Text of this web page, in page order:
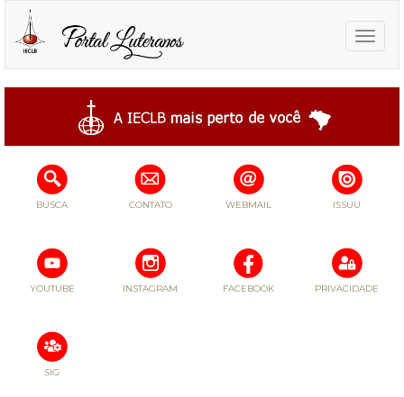
Toggle
BUSCA CONTATO WEBMAIL ISSUU
YOUTUBE INSTAGRAM FACEBOOK PRIVACIDADE
SIG